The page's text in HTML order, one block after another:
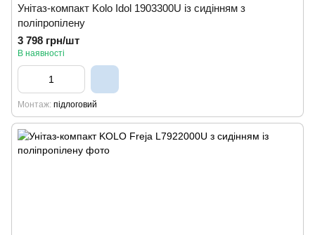
Унітаз-компакт Kolo Idol 1903300U із сидінням з
поліпропілену
3 798 грн/шт
В наявності
Монтаж підлоговий